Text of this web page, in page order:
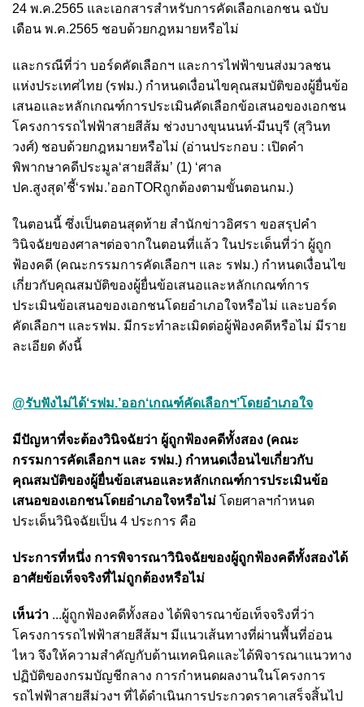
24 พ.ค.2565 และเอกสารสำหรับการคัดเลือกเอกชน ฉบับ
เดือน พ.ค.2565 ชอบด้วยกฎหมายหรือไม่
และกรณีที่ว่า บอร์ดคัดเลือกฯ และการไฟฟ้าขนส่งมวลชน
แห่งประเทศไทย (รฟม.) กำหนดเงื่อนไขคุณสมบัติของผู้ยื่นข้อ
เสนอและหลักเกณฑ์การประเมินคัดเลือกข้อเสนอของเอกชน
โครงการรถไฟฟ้าสายสีส้ม ช่วงบางขุนนนท์-มีนบุรี (สุวินท
วงศ์) ชอบด้วยกฎหมายหรือไม่ (อ่านประกอบ : เปิดคำ
พิพากษาคดีประมูล‘สายสีส้ม’ (1) ‘ศาล
ปค.สูงสุด’ชี้‘รฟม.’ออกTORถูกต้องตามขั้นตอนกม.)
ในตอนนี้ ซึ่งเป็นตอนสุดท้าย สำนักข่าวอิศรา ขอสรุปคำ
วินิจฉัยของศาลฯต่อจากในตอนที่แล้ว ในประเด็นที่ว่า ผู้ถูก
ฟ้องคดี (คณะกรรมการคัดเลือกฯ และ รฟม.) กำหนดเงื่อนไข
เกี่ยวกับคุณสมบัติของผู้ยื่นข้อเสนอและหลักเกณฑ์การ
ประเมินข้อเสนอของเอกชนโดยอำเภอใจหรือไม่ และบอร์ด
คัดเลือกฯ และรฟม. มีกระทำละเมิดต่อผู้ฟ้องคดีหรือไม่ มีราย
ละเอียด ดังนี้
@รับฟังไม่ได้‘รฟม.’ออก‘เกณฑ์คัดเลือกฯ’โดยอำเภอใจ
มีปัญหาที่จะต้องวินิจฉัยว่า ผู้ถูกฟ้องคดีทั้งสอง (คณะ
กรรมการคัดเลือกฯ และ รฟม.) กำหนดเงื่อนไขเกี่ยวกับ
คุณสมบัติของผู้ยื่นข้อเสนอและหลักเกณฑ์การประเมินข้อ
เสนอของเอกชนโดยอำเภอใจหรือไม่ โดยศาลฯกำหนด
ประเด็นวินิจฉัยเป็น 4 ประการ คือ
ประการที่หนึ่ง การพิจารณาวินิจฉัยของผู้ถูกฟ้องคดีทั้งสองได้
อาศัยข้อเท็จจริงที่ไม่ถูกต้องหรือไม่
เห็นว่า ...ผู้ถูกฟ้องคดีทั้งสอง ได้พิจารณาข้อเท็จจริงที่ว่า
โครงการรถไฟฟ้าสายสีส้มฯ มีแนวเส้นทางที่ผ่านพื้นที่อ่อน
ไหว จึงให้ความสำคัญกับด้านเทคนิคและได้พิจารณาแนวทาง
ปฏิบัติของกรมบัญชีกลาง การกำหนดผลงานในโครงการ
รถไฟฟ้าสายสีม่วงฯ ที่ได้ดำเนินการประกวดราคาเสร็จสิ้นไป